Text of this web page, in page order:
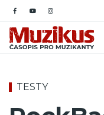
TESTY